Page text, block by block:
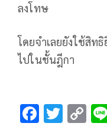
ลงโทษ
โดยจำเลยยังใช้สิท
ไปในชั้นฎีกา
F T C